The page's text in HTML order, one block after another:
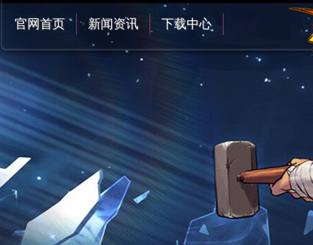
官网首页 新闻资讯 下载中心